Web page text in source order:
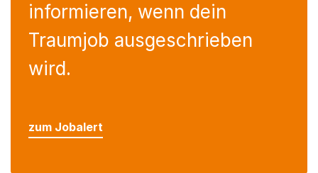
informieren, wenn dein
Traumjob ausgeschrieben
wird.
zum Jobalert